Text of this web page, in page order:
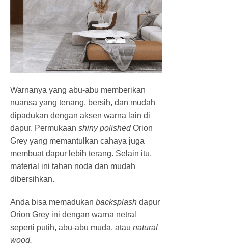
Warnanya yang abu-abu memberikan
nuansa yang tenang, bersih, dan mudah
dipadukan dengan aksen warna lain di
dapur. Permukaan shiny polishedOrion
Grey yang memantulkan cahaya juga
membuat dapur lebih terang. Selain itu,
material ini tahan noda dan mudah
dibersihkan.
Anda bisa memadukan backsplash dapur
Orion Grey ini dengan warna netral
seperti putih, abu-abu muda, atau natural
wood.